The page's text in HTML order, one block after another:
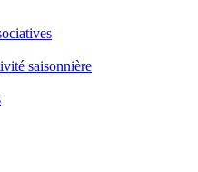
saisonnière